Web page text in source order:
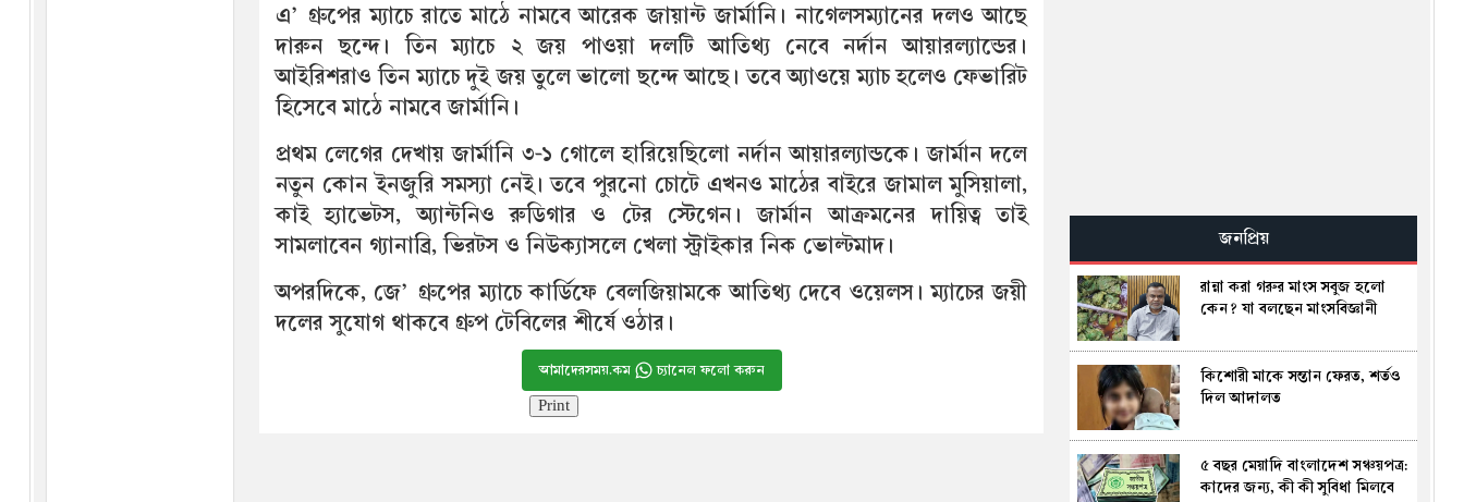
এ’ গ্রুপের ম্যাচে রাতে মাঠে নামবে আরেক জায়ান্ট জার্মানি। নাগেলসম্যানের দলও আছে
দারুন ছন্দে। তিন ম্যাচে ২ জয় পাওয়া দলটি আতিথ্য নেবে নর্দান আয়ারল্যান্ডের।
আইরিশরাও তিন ম্যাচে দুই জয় তুলে ভালো ছন্দে আছে। তবে অ্যাওয়ে ম্যাচ হলেও ফেভারিট
হিসেবে মাঠে নামবে জার্মানি।
প্রথম লেগের দেখায় জার্মানি ৩-১ গোলে হারিয়েছিলো নর্দান আয়ারল্যান্ডকে। জার্মান দলে
নতুন কোন ইনজুরি সমস্যা নেই। তবে পুরনো চোটে এখনও মাঠের বাইরে জামাল মুসিয়ালা,
কাই হ্যাভেটস, অ্যান্টনিও রুডিগার ও টের স্টেগেন। জার্মান আক্রমনের দায়িত্ব তাই
সামলাবেন গ্যানাব্রি, ভিরটস ও নিউক্যাসলে খেলা স্ট্রাইকার নিক ভোল্টমাদ।
অপরদিকে, জে’ গ্রুপের ম্যাচে কার্ডিফে বেলজিয়ামকে আতিথ্য দেবে ওয়েলস। ম্যাচের জয়ী
দলের সুযোগ থাকবে গ্রুপ টেবিলের শীর্ষে ওঠার।
আমাদেরসময়.কম চ্যানেল ফলো করুন
Print
মৃত্যু, অলৌকিকভাবে বেঁচে গেল
অনাগত শিশু!
পুলিশের ৭ কর্মকর্তাকে বদলি
অপরিকল্পিত নগরায়ন, গাছ কাটা
এবং গ্রামীণ পরিবেশ নষ্ট হওয়ার
ধামরাইয়ে ইটবোঝাই ট্রাকের চাপায়
মোটরসাইকেল আরোহী নিহত,
জনপ্রিয়
রান্না করা গরুর মাংস সবুজ হলো
কেন? যা বলছেন মাংসবিজ্ঞানী
কিশোরী মাকে সন্তান ফেরত, শর্তও
দিল আদালত
৫ বছর মেয়াদি বাংলাদেশ সঞ্চয়পত্র:
কাদের জন্য, কী কী সুবিধা মিলবে